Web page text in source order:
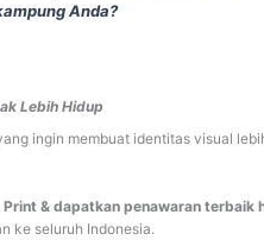
Anda?
Lebih Hidup
ingin membuat identitas visual
& dapatkan penawaran terbaik
ke seluruh Indonesia.